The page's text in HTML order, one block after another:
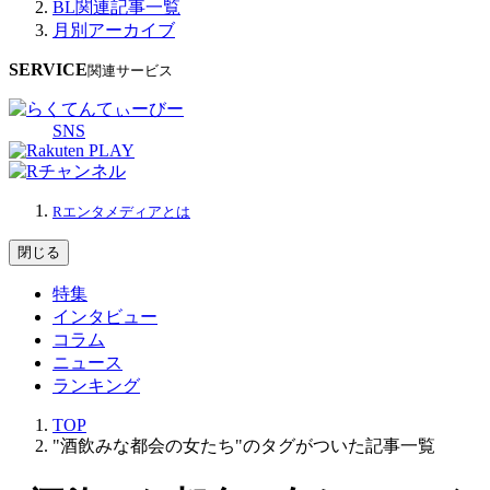
BL関連記事一覧
月別アーカイブ
SERVICE関連サービス
SNS
Rエンタメディアとは
閉じる
特集
インタビュー
コラム
ニュース
ランキング
TOP
"酒飲みな都会の女たち"のタグがついた記事一覧